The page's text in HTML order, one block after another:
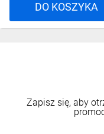
DO KOSZYKA
Zapisz się, aby